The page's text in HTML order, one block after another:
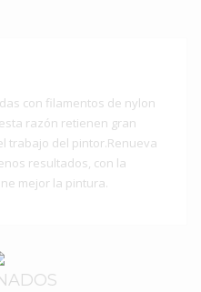
con filamentos de nylon
razón retienen gran
trabajo del pintor.Renueva
resultados, con la
mejor la pintura.